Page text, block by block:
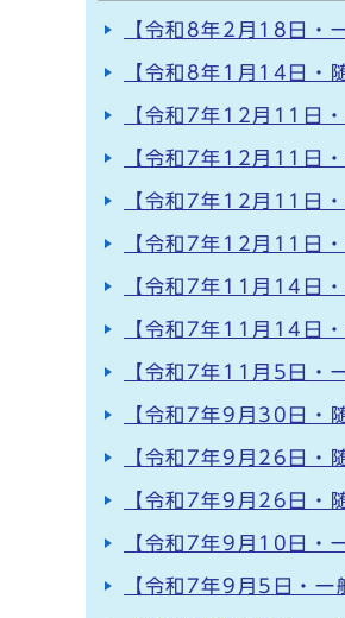
【令和8年2月18日・
【令和8年1月14日・
【令和7年12月11日
【令和7年12月11日
【令和7年12月11日
【令和7年12月11日
【令和7年11月14日
【令和7年11月14日
【令和7年11月5日・
【令和7年9月30日・
【令和7年9月26日・
【令和7年9月26日・
【令和7年9月10日・
【令和7年9月5日・